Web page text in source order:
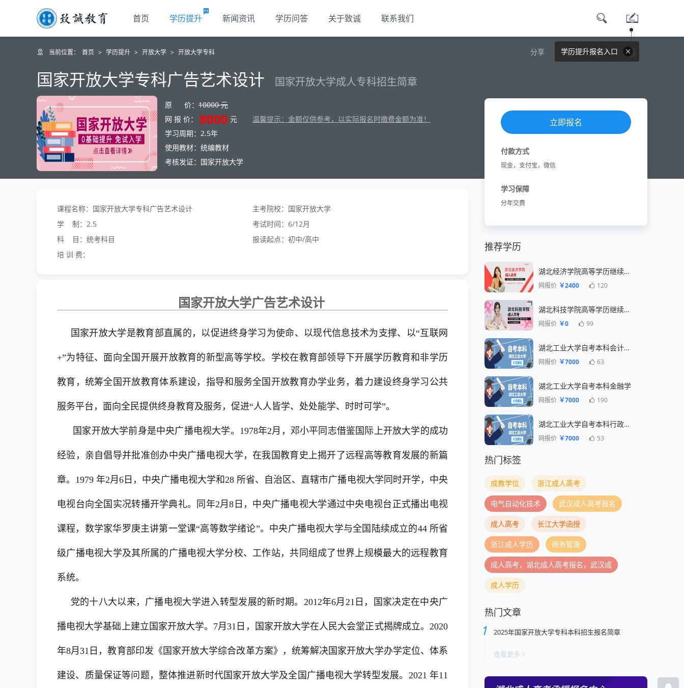
首页 学历提升 新闻资讯 学历问答 关于致诚 联系我们
学历提升报名入口
当前位置： 首页 > 学历提升 > 开放大学 > 开放大学专科 分享
国家开放大学专科广告艺术设计 国家开放大学成人专科招生简章
原 价： 10000 元
网 报 价：
8000 元
温馨提示：金额仅供参考，以实际报名时缴费金额为准！
学习周期：2.5年
使用教材：统编教材
考核发证：国家开放大学
课程名称：国家开放大学专科广告艺术设计
主考院校：国家开放大学
学 制：2.5
考试时间：6/12月
科 目：统考科目
报读起点：初中/高中
培 训 费：
国家开放大学广告艺术设计
国家开放大学是教育部直属的，以促进终身学习为使命、以现代信息技术为支撑、以“互联网
+”为特征、面向全国开展开放教育的新型高等学校。学校在教育部领导下开展学历教育和非学历
教育，统筹全国开放教育体系建设，指导和服务全国开放教育办学业务，着力建设终身学习公共
服务平台，面向全民提供终身教育及服务，促进“人人皆学、处处能学、时时可学”。
国家开放大学前身是中央广播电视大学。1978年2月，邓小平同志借鉴国际上开放大学的成功
经验，亲自倡导并批准创办中央广播电视大学，在我国教育史上揭开了远程高等教育发展的新篇
章。1979 年2月6日，中央广播电视大学和28 所省、自治区、直辖市广播电视大学同时开学，中央
电视台向全国实况转播开学典礼。同年2月8日，中央广播电视大学通过中央电视台正式播出电视
课程，数学家华罗庚主讲第一堂课“高等数学绪论”。中央广播电视大学与全国陆续成立的44 所省
级广播电视大学及其所属的广播电视大学分校、工作站，共同组成了世界上规模最大的远程教育
系统。
党的十八大以来，广播电视大学进入转型发展的新时期。2012年6月21日，国家决定在中央广
播电视大学基础上建立国家开放大学。7月31日，国家开放大学在人民大会堂正式揭牌成立。2020
年8月31日，教育部印发《国家开放大学综合改革方案》，统筹解决国家开放大学办学定位、体系
建设、质量保证等问题，整体推进新时代国家开放大学及全国广播电视大学转型发展。2021 年11
立即报名
付款方式
现金，支付宝，微信
学习保障
分年交费
推荐学历
湖北经济学院高等学历继续教育招生简章
网报价 ￥2400 120
湖北科技学院高等学历继续教育招生简章
网报价 ￥0 99
湖北工业大学自考本科会计专业
网报价 ￥7000 63
湖北工业大学自考本科金融学
网报价 ￥7000 190
湖北工业大学自考本科行政管理专业
网报价 ￥7000 53
热门标签
成教学位 浙江成人高考
电气自动化技术 武汉成人高考报名
成人高考 长江大学函授
浙江成人学历 商务管理
成人高考，湖北成人高考报名，武汉成
成人学历
热门文章
2025年国家开放大学专科本科招生报名简章
查看更多